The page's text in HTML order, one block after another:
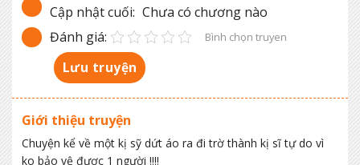
Cập nhật cuối: Chưa có chương nào
Đánh giá:
Bình chọn truyen
Lưu truyện
Giới thiệu truyện
Chuyện kể về một kị sỹ dứt áo ra đi trờ thành kị sĩ tự do vì
ko bảo vệ được 1 người !!!!